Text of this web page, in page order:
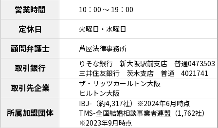
営業時間 10：00 ～ 19：00
定休日 火曜日・水曜日
顧問弁護士 芦屋法律事務所
取引銀行
りそな銀行 新大阪駅前支店 普通0473503
三井住友銀行 茨木支店 普通 4021741
取引先企業
ザ・リッツカールトン大阪
ヒルトン大阪
所属加盟団体
IBJ-（約4,317社）※2024年6月時点
TMS-全国結婚相談事業者連盟（1,762社）
※2023年9月時点